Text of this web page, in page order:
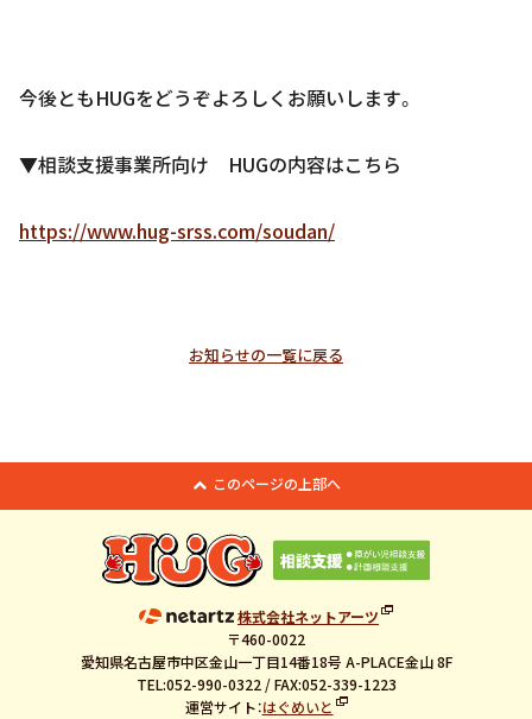
今後ともHUGをどうぞよろしくお願いします。
▼相談支援事業所向け HUGの内容はこちら
https://www.hug-srss.com/soudan/
お知らせの一覧に戻る
このページの上部へ
株式会社ネットアーツ
〒460-0022
愛知県名古屋市中区金山一丁目14番18号 A-PLACE金山 8F
TEL:052-990-0322 / FAX:052-339-1223
運営サイト：はぐめいと